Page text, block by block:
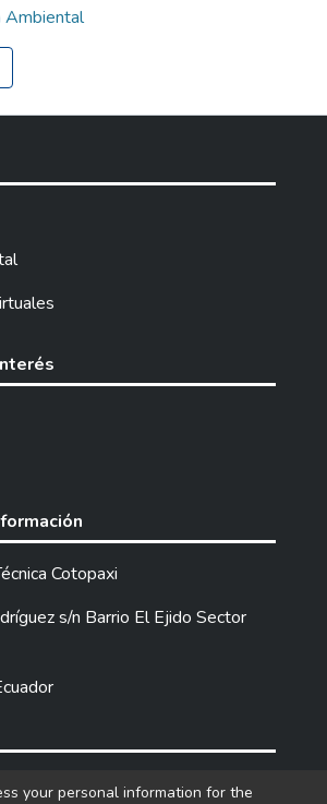
Ambiental
Cotopaxi
s/n Barrio El Ejido Sector
/ 2252307 / 2252346.
your personal information for the